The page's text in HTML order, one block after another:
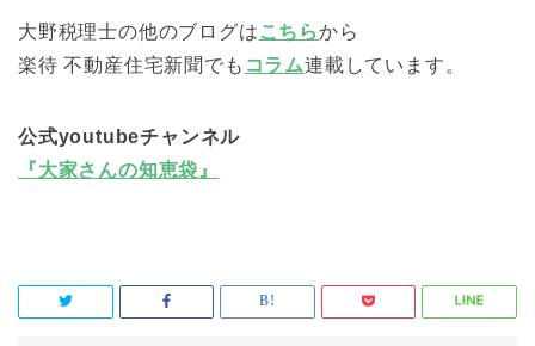
大野税理士の他のブログは こちらから
楽待 不動産住宅新聞でも コラム連載しています。
公式youtubeチャンネル
『大家さんの知恵袋』